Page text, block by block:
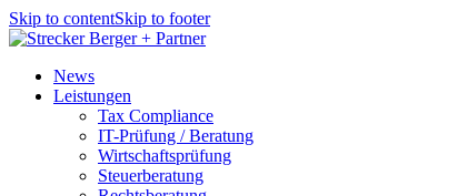
Skip to contentSkip to footer
News
Leistungen
Tax Compliance
IT-Prüfung / Beratung
Wirtschaftsprüfung
Steuerberatung